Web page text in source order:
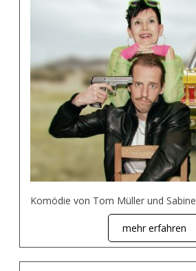
Komödie von Tom Müller und
mehr erfahren